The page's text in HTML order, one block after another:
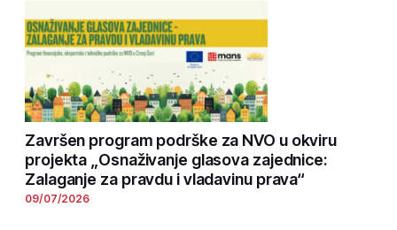
Završen program podrške za NVO u okviru
projekta „Osnaživanje glasova zajednice:
Zalaganje za pravdu i vladavinu prava“
09/07/2026